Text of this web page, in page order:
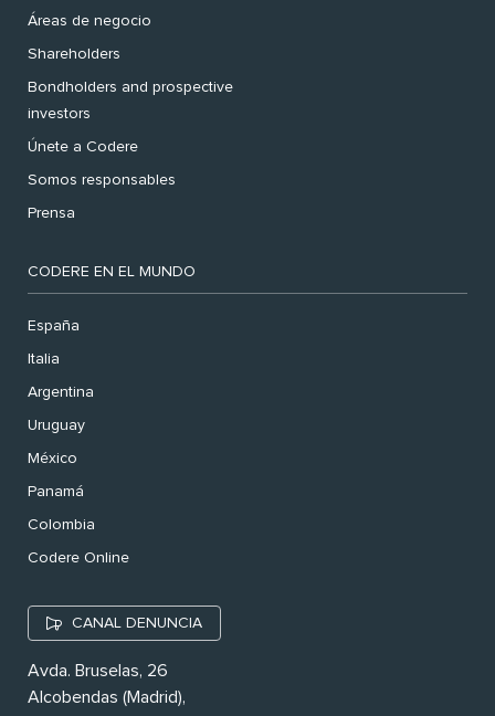
Áreas de negocio
Shareholders
Bondholders and prospective
investors
Únete a Codere
Somos responsables
Prensa
CODERE EN EL MUNDO
España
Italia
Argentina
Uruguay
México
Panamá
Colombia
Codere Online
CANAL DENUNCIA
Avda. Bruselas, 26
Alcobendas (Madrid),